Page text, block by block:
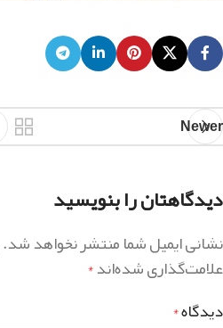
Newer
دیدگاهتان را بنویسید
نشانی ایمیل شما منتشر نخواهد شد.
علامت‌گذاری شده‌اند*
دیدگاه*